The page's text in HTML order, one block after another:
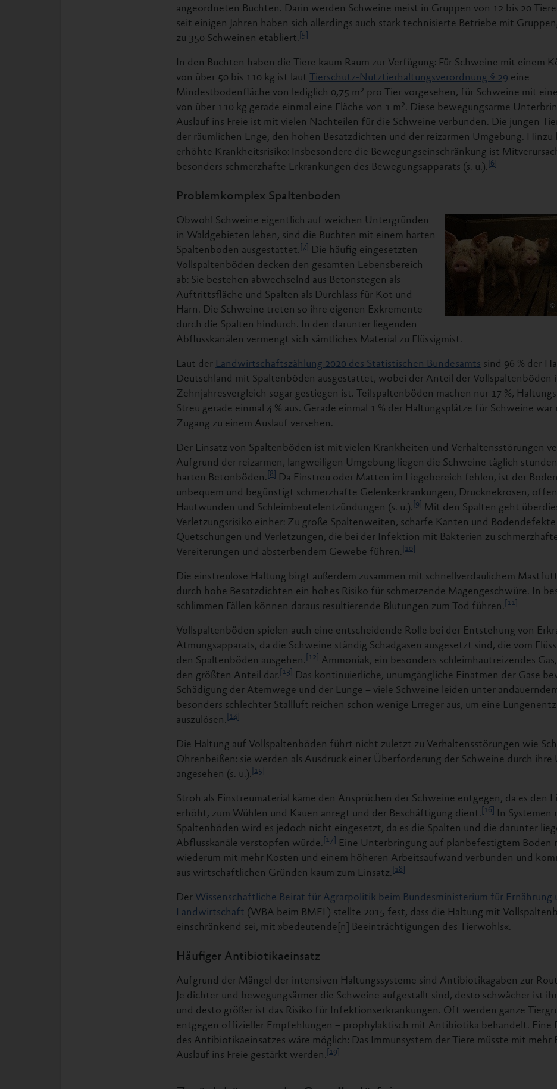
angeordneten Buchten. Darin werden Schweine meist in Gruppen von 12 bis 20
seit einigen Jahren haben sich allerdings auch stark technisierte Betriebe mit
zu 350 Schweinen etabliert. [5]
In den Buchten haben die Tiere kaum Raum zur Verfügung: Für Schweine mit einem
von über 50 bis 110 kg ist laut
Tierschutz-Nutztierhaltungsverordnung § 29 eine
Mindestbodenfläche von lediglich 0,75 m² pro Tier vorgesehen, für Schweine mit
von über 110 kg gerade einmal eine Fläche von 1 m². Diese bewegungsarme
Auslauf ins Freie ist mit vielen Nachteilen für die Schweine verbunden. Die jungen
der räumlichen Enge, den hohen Besatzdichten und der reizarmen Umgebung. Hinzu
erhöhte Krankheitsrisiko: Insbesondere die Bewegungseinschränkung ist
besonders schmerzhafte Erkrankungen des Bewegungsapparats (s. u.). [6]
Problemkomplex Spaltenboden
©
Obwohl Schweine eigentlich auf weichen Untergründen
in Waldgebieten leben, sind die Buchten mit einem harten
Spaltenboden ausgestattet. [7]
Die häufig eingesetzten
Vollspaltenböden decken den gesamten Lebensbereich
ab: Sie bestehen abwechselnd aus Betonstegen als
Auftrittsfläche und Spalten als Durchlass für Kot und
Harn. Die Schweine treten so ihre eigenen Exkremente
durch die Spalten hindurch. In den darunter liegenden
Abflusskanälen vermengt sich sämtliches Material zu Flüssigmist.
Laut der Landwirtschaftszählung 2020 des Statistischen Bundesamts sind 96 % der
Deutschland mit Spaltenböden ausgestattet, wobei der Anteil der Vollspaltenböden
Zehnjahresvergleich sogar gestiegen ist. Teilspaltenböden machen nur 17 %,
Streu gerade einmal 4 % aus. Gerade einmal 1 % der Haltungsplätze für Schweine war
Zugang zu einem Auslauf versehen.
Der Einsatz von Spaltenböden ist mit vielen Krankheiten und Verhaltensstörungen
Aufgrund der reizarmen, langweiligen Umgebung liegen die Schweine täglich
harten Betonböden. [8]
Da Einstreu oder Matten im Liegebereich fehlen, ist der
unbequem und begünstigt schmerzhafte Gelenkerkrankungen, Drucknekrosen,
Hautwunden und Schleimbeutelentzündungen (s. u.). [9]
Mit den Spalten geht
Verletzungsrisiko einher: Zu große Spaltenweiten, scharfe Kanten und Bodendefekte
Quetschungen und Verletzungen, die bei der Infektion mit Bakterien zu
Vereiterungen und absterbendem Gewebe führen. [10]
Die einstreulose Haltung birgt außerdem zusammen mit schnellverdaulichem
durch hohe Besatzdichten ein hohes Risiko für schmerzende Magengeschwüre. In
schlimmen Fällen können daraus resultierende Blutungen zum Tod führen. [11]
Vollspaltenböden spielen auch eine entscheidende Rolle bei der Entstehung von
Atmungsapparats, da die Schweine ständig Schadgasen ausgesetzt sind, die vom
den Spaltenböden ausgehen. [12]
Ammoniak, ein besonders schleimhautreizendes
den größten Anteil dar. [13]
Das kontinuierliche, unumgängliche Einatmen der Gase
Schädigung der Atemwege und der Lunge – viele Schweine leiden unter
besonders schlechter Stallluft reichen schon wenige Erreger aus, um eine
auszulösen. [14]
Die Haltung auf Vollspaltenböden führt nicht zuletzt zu Verhaltensstörungen wie
Ohrenbeißen: sie werden als Ausdruck einer Überforderung der Schweine durch ihre
angesehen (s. u.). [15]
Stroh als Einstreumaterial käme den Ansprüchen der Schweine entgegen, da es den
erhöht, zum Wühlen und Kauen anregt und der Beschäftigung dient. [16]
In Systemen
Spaltenböden wird es jedoch nicht eingesetzt, da es die Spalten und die darunter
Abflusskanäle verstopfen würde. [17]
Eine Unterbringung auf planbefestigtem Boden
wiederum mit mehr Kosten und einem höheren Arbeitsaufwand verbunden und
aus wirtschaftlichen Gründen kaum zum Einsatz. [18]
Der Wissenschaftliche Beirat für Agrarpolitik beim Bundesministerium für Ernährung
Landwirtschaft (WBA beim BMEL) stellte 2015 fest, dass die Haltung mit
einschränkend sei, mit »bedeutende[n] Beeinträchtigungen des Tierwohls«.
Häufiger Antibiotikaeinsatz
Aufgrund der Mängel der intensiven Haltungssysteme sind Antibiotikagaben zur
Je dichter und bewegungsärmer die Schweine aufgestallt sind, desto schwächer ist
und desto größer ist das Risiko für Infektionserkrankungen. Oft werden ganze
entgegen offizieller Empfehlungen – prophylaktisch mit Antibiotika behandelt. Eine
des Antibiotikaeinsatzes wäre möglich: Das Immunsystem der Tiere müsste mit mehr
Auslauf ins Freie gestärkt werden. [19]